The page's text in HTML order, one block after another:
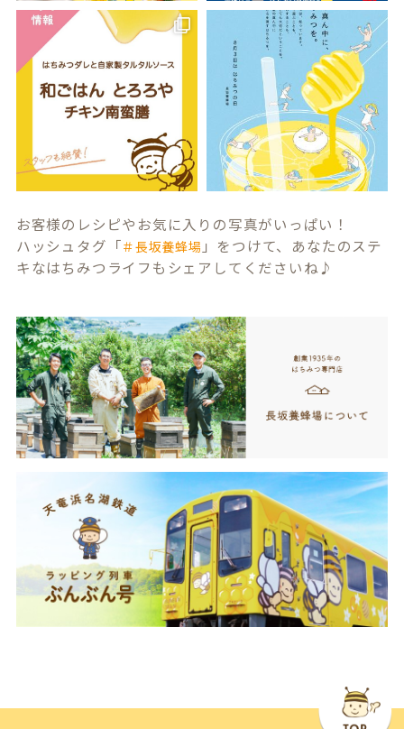
お客様のレシピやお気に入りの写真がいっぱい！
ハッシュタグ「＃長坂養蜂場 」をつけて、あなたのステ
キなはちみつライフもシェアしてくださいね♪